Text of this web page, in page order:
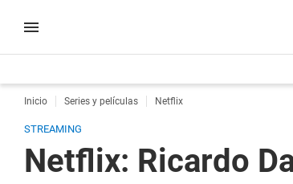
Inicio Series y películas Netflix
STREAMING
Netflix: Ricardo